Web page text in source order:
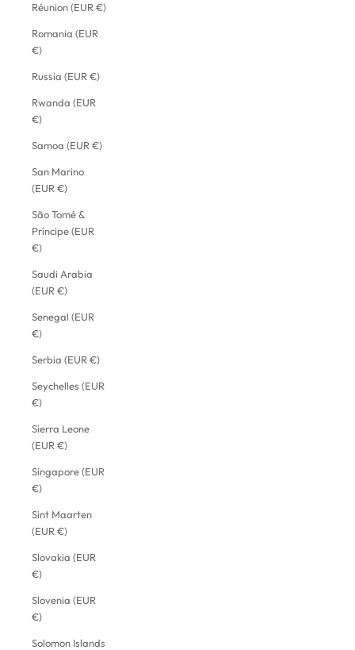
Réunion (EUR €)
Romania (EUR
€)
Russia (EUR €)
Rwanda (EUR
€)
Samoa (EUR €)
San Marino
(EUR €)
São Tomé &
Príncipe (EUR
€)
Saudi Arabia
(EUR €)
Senegal (EUR
€)
Serbia (EUR €)
Seychelles (EUR
€)
Sierra Leone
(EUR €)
Singapore (EUR
€)
Sint Maarten
(EUR €)
Slovakia (EUR
€)
Slovenia (EUR
€)
Solomon Islands